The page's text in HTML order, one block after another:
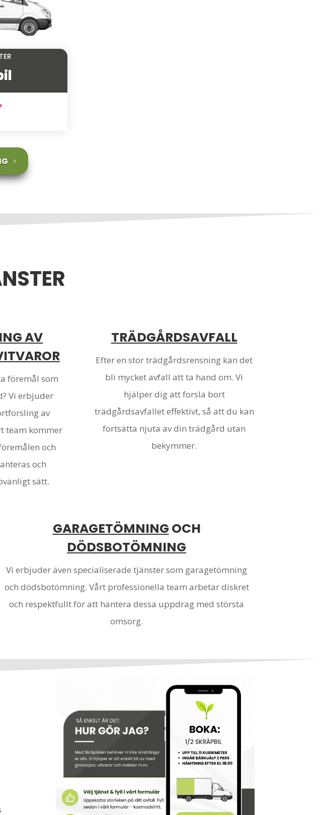
AV
föremål som
Vi erbjuder
av
team kommer
och
och
sätt.
TRÄDGÅRDSAVFALL
Efter en stor trädgårdsrensning kan det
bli mycket avfall att ta hand om. Vi
hjälper dig att forsla bort
trädgårdsavfallet effektivt, så att du kan
fortsätta njuta av din trädgård utan
bekymmer.
GARAGETÖMNING OCH
DÖDSBOTÖMNING
Vi erbjuder även specialiserade tjänster som garagetömning
och dödsbotömning. Vårt professionella team arbetar diskret
och respektfullt för att hantera dessa uppdrag med största
omsorg.